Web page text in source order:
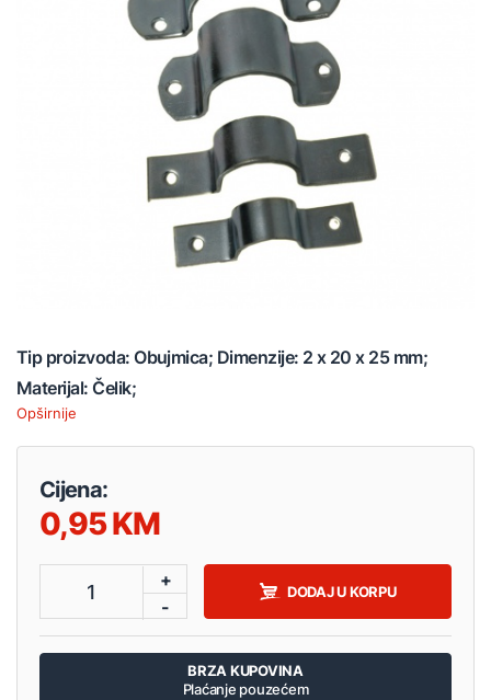
Tip proizvoda: Obujmica; Dimenzije: 2 x 20 x 25 mm;
Materijal: Čelik;
Opširnije
Cijena:
0,95
1
+
-
DODAJ U KORPU
BRZA KUPOVINA
Plaćanje pouzećem